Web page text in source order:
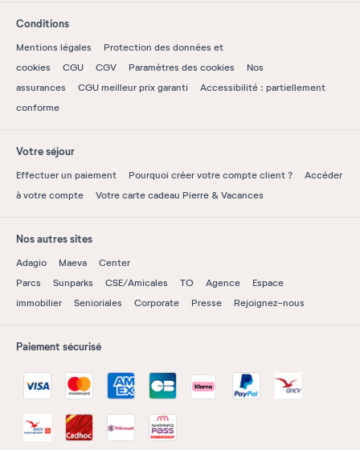
Conditions
Mentions légales
Protection des données et
cookies
CGU CGV Paramètres des cookies
Nos
assurances
CGU meilleur prix garanti
Accessibilité : partiellement
conforme
Votre séjour
Effectuer un paiement Pourquoi créer votre compte client ?
Accéder
à votre compte
Votre carte cadeau Pierre & Vacances
Nos autres sites
Adagio Maeva
Center
Parcs
Sunparks CSE/Amicales TO Agence
Espace
immobilier
Senioriales Corporate Presse Rejoignez-nous
Paiement sécurisé